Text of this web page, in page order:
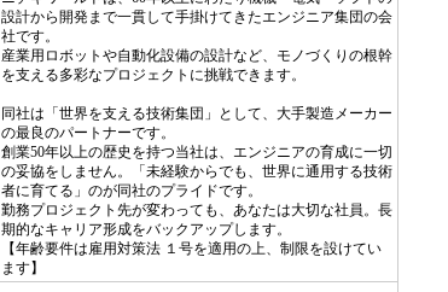
設計から開発まで一貫して手掛けてきたエンジニア集団の会
社です。
産業用ロボットや自動化設備の設計など、モノづくりの根幹
を支える多彩なプロジェクトに挑戦できます。
同社は「世界を支える技術集団」として、大手製造メーカー
の最良のパートナーです。
創業50年以上の歴史を持つ当社は、エンジニアの育成に一切
の妥協をしません。「未経験からでも、世界に通用する技術
者に育てる」のが同社のプライドです。
勤務プロジェクト先が変わっても、あなたは大切な社員。長
期的なキャリア形成をバックアップします。
【年齢要件は雇用対策法 １号を適用の上、制限を設けてい
ます】